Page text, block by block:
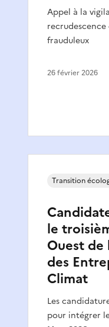
Appel à la
recrudescence
frauduleux
26 février 2026
le
Ouest
des
Climat
Les
pour intégrer
Transition